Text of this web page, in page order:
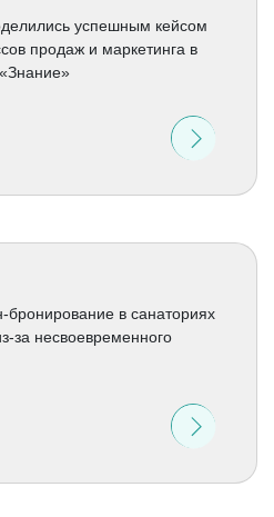
успешным кейсом
продаж и маркетинга в
бронирование в санаториях
за несвоевременного